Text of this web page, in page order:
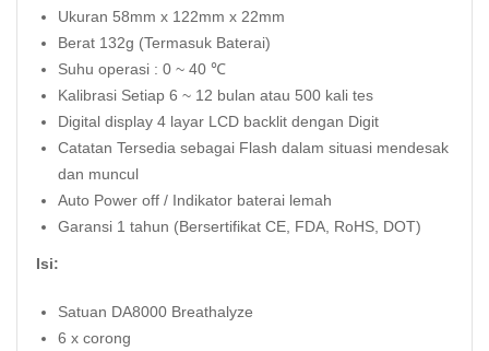
Ukuran 58mm x 122mm x 22mm
Berat 132g (Termasuk Baterai)
Suhu operasi : 0 ~ 40 ℃
Kalibrasi Setiap 6 ~ 12 bulan atau 500 kali tes
Digital display 4 layar LCD backlit dengan Digit
Catatan Tersedia sebagai Flash dalam situasi mendesak
dan muncul
Auto Power off / Indikator baterai lemah
Garansi 1 tahun (Bersertifikat CE, FDA, RoHS, DOT)
Isi:
Satuan DA8000 Breathalyze
6 x corong